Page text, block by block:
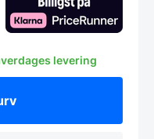
levering